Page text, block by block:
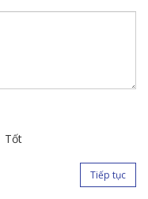
Tốt
Tiếp tục